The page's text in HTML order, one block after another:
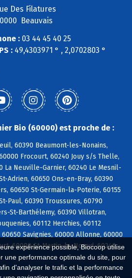
expérience possible, Biocoop utilise
une performance optimale du site, pour
d'analyser le trafic et la performance
Des Filatures
Beauvais
:03 44 45 40 25
:49,4303971 ° , 2,0702803 °
Bio (60000) est proche de :
60390 Beaumont-les-Nonains,
Frocourt, 60240 Jouy s/s Thelle,
La Neuville-Garnier, 60240 Le Mesnil-
Adrien, 60650 Ons-en-Bray, 60390
60650 St-Germain-la-Poterie, 60155
Paul, 60390 Troussures, 60790
St-Barthélemy, 60390 Villotran,
60112 Herchies, 60112
Savignies, 60000 Allonne, 60000
60000 St-Martin-le-Noeud, 60240